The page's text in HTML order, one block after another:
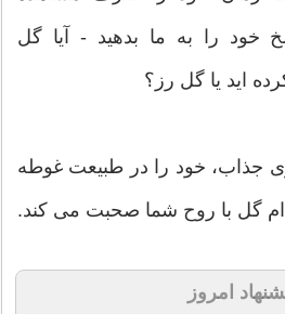
خود را به ما بدهید - آیا گل
اید یا گل رز؟
جذاب، خود را در طبیعت غوطه
گل با روح شما صحبت می کند.
امروز